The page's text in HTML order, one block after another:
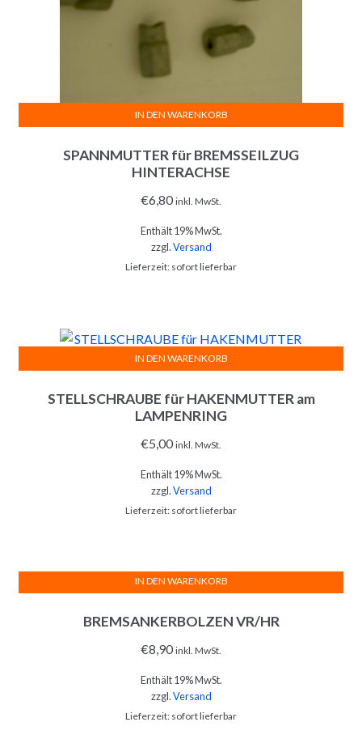
SPANNMUTTER für BREMSSEILZUG
HINTERACHSE
€6,80 inkl. MwSt.
Enthält 19% MwSt.
zzgl.Versand
Lieferzeit: sofort lieferbar
IN DEN WARENKORB
STELLSCHRAUBE für HAKENMUTTER am
LAMPENRING
€5,00 inkl. MwSt.
Enthält 19% MwSt.
zzgl.Versand
Lieferzeit: sofort lieferbar
IN DEN WARENKORB
BREMSANKERBOLZEN VR/HR
€8,90 inkl. MwSt.
Enthält 19% MwSt.
zzgl.Versand
Lieferzeit: sofort lieferbar
IN DEN WARENKORB